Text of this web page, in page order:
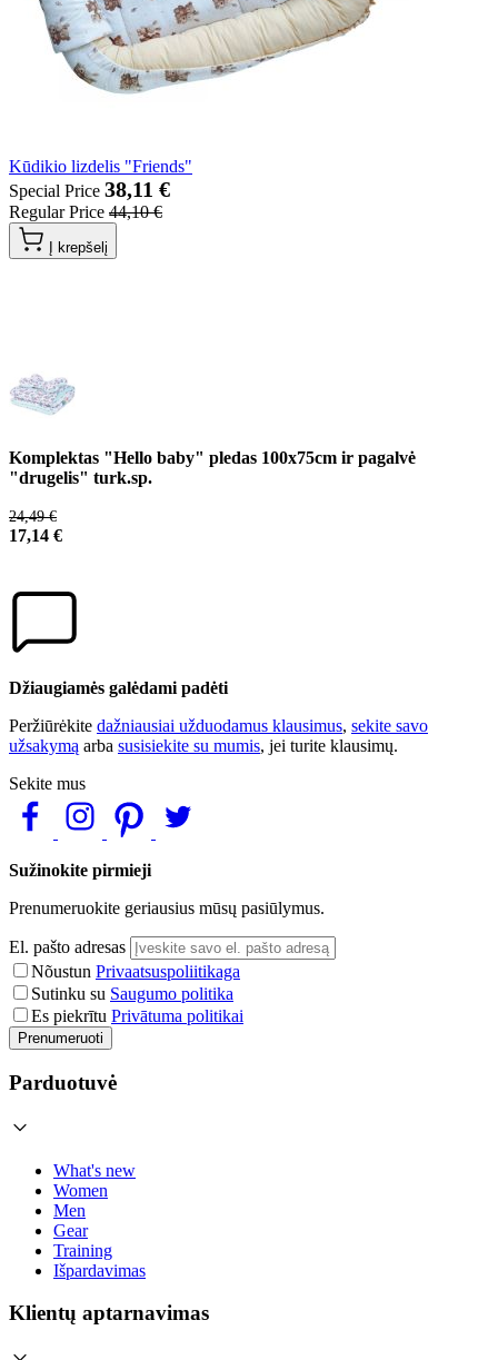
Kūdikio lizdelis "Friends"
Special Price 38,11 €
Regular Price 44,10 €
Į krepšelį
Komplektas "Hello baby" pledas 100x75cm ir pagalvė
"drugelis" turk.sp.
24,49 €
17,14 €
Džiaugiamės galėdami padėti
Peržiūrėkite dažniausiai užduodamus klausimus, sekite savo
užsakymą arba susisiekite su mumis, jei turite klausimų.
Sekite mus
Sužinokite pirmieji
Prenumeruokite geriausius mūsų pasiūlymus.
El. pašto adresas
Nõustun Privaatsuspoliitikaga
Sutinku su Saugumo politika
Es piekrītu Privātuma politikai
Prenumeruoti
Parduotuvė
What's new
Women
Men
Gear
Training
Išpardavimas
Klientų aptarnavimas